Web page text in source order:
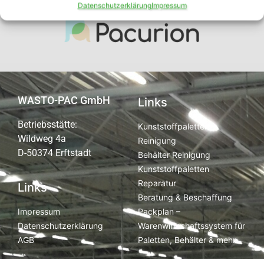
DatenschutzerklärungImpressum
WASTO-PAC GmbH
Betriebsstätte:
Wildweg 4a
D-50374 Erftstadt
Links
Impressum
Datenschutzerklärung
AGB
Links
Kunststoffpaletten
Reinigung
Behälter Reinigung
Kunststoffpaletten
Reparatur
Beratung & Beschaffung
Packplan –
Warenwirtschaftssystem für
Paletten, Behälter & mehr